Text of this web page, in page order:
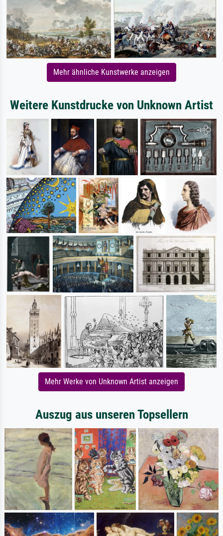
Mehr ähnliche Kunstwerke anzeigen
Weitere Kunstdrucke von Unknown Artist
Mehr Werke von Unknown Artist anzeigen
Auszug aus unseren Topsellern